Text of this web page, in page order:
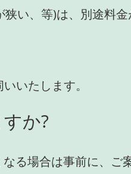
い、等)は、別途料金
いたします。
か?
る場合は事前に、ご